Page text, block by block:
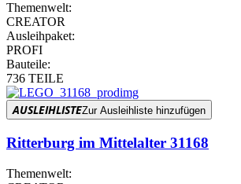
Themenwelt:
CREATOR
Ausleihpaket:
PROFI
Bauteile:
736 TEILE
AUSLEIHLISTEZur Ausleihliste hinzufügen
Ritterburg im Mittelalter 31168
Themenwelt: